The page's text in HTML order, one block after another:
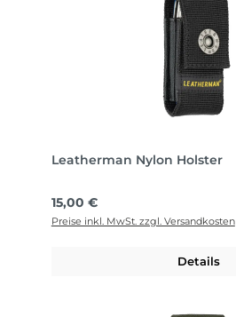
Leatherman Nylon Holster
Regulärer Preis:
15,00 €
Preise inkl. MwSt. zzgl. Versandkosten
Details